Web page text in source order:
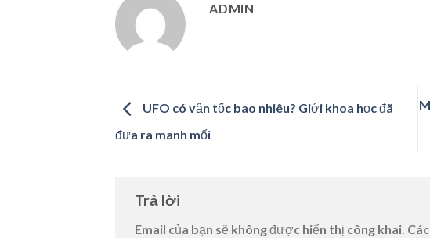
ADMIN
UFO có vận tốc bao nhiêu? Giới khoa học đã
đưa ra manh mối
Trả lời
Email của bạn sẽ không được hiển thị công khai.